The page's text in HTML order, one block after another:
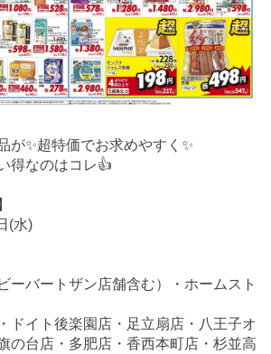
が✨超特価でお求めやすく✨
得なのはコレ👍
(水)
ーバートザン店舗含む）・ホームスト
ドイト後楽園店・足立扇店・八王子オ
の台店・多肥店・香西本町店・杉並高